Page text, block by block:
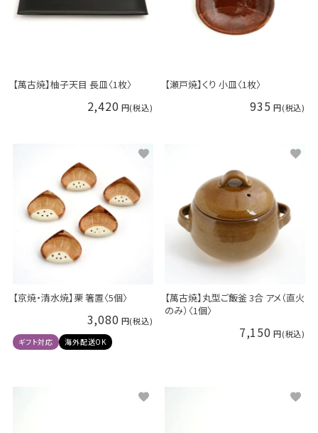
【萬古焼】柚子天目 長皿〈1枚〉
2,420
【瀬戸焼】くり 小皿〈1枚〉
935
【京焼・清水焼】栗 箸置〈5個〉
3,080
ギフト対応 海外配送OK
【萬古焼】丸型ご飯釜 3合 アメ（直火
のみ）〈1個〉
7,150